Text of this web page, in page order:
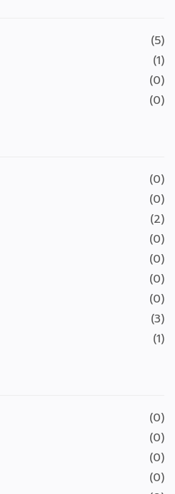
(5)
(1)
(0)
(0)
(0)
(0)
(2)
(0)
(0)
(0)
(0)
(3)
(1)
(0)
(0)
(0)
(0)